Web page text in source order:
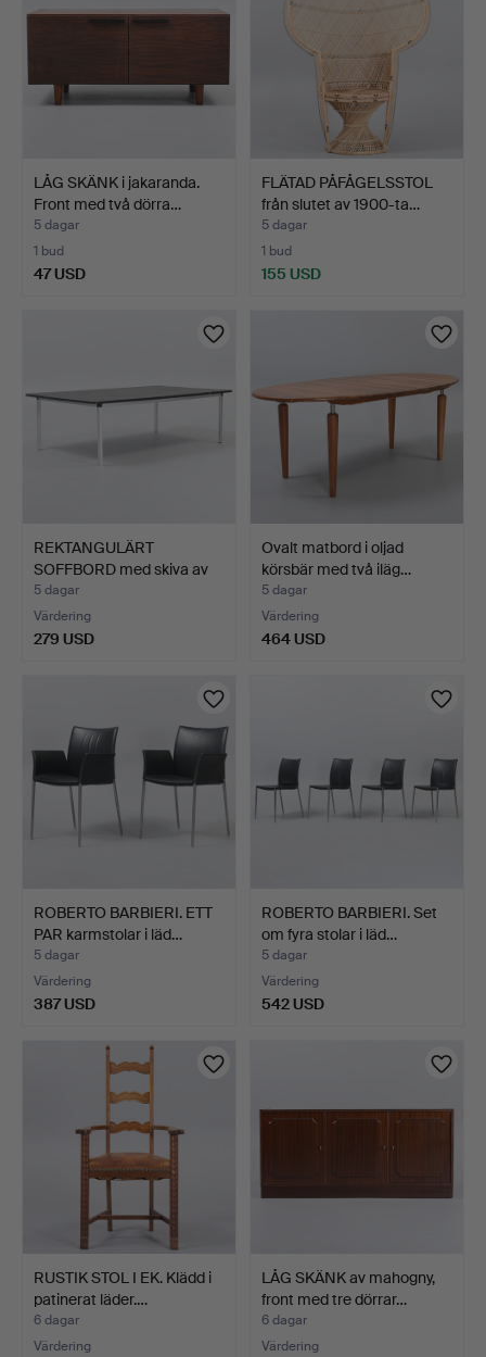
LÅG SKÄNK i jakaranda.
Front med två dörra…
5 dagar
1 bud
47 USD
FLÄTAD PÅFÅGELSSTOL
från slutet av 1900-ta…
5 dagar
1 bud
155 USD
REKTANGULÄRT
SOFFBORD med skiva av
skiffer…
5 dagar
Värdering
279 USD
Ovalt matbord i oljad
körsbär med två iläg…
5 dagar
Värdering
464 USD
ROBERTO BARBIERI. ETT
PAR karmstolar i läd…
5 dagar
Värdering
387 USD
ROBERTO BARBIERI. Set
om fyra stolar i läd…
5 dagar
Värdering
542 USD
RUSTIK STOL I EK. Klädd i
patinerat läder.…
6 dagar
Värdering
LÅG SKÄNK av mahogny,
front med tre dörrar…
6 dagar
Värdering